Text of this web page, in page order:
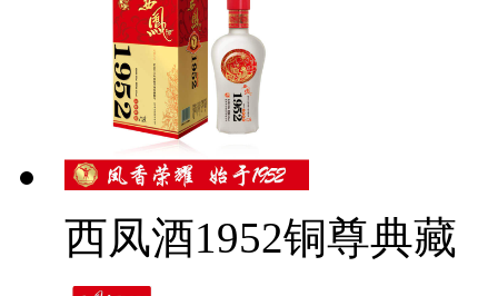
西凤酒1952铜尊典藏